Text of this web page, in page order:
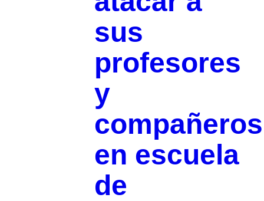
sus
profesores
y
compañeros
en escuela
de